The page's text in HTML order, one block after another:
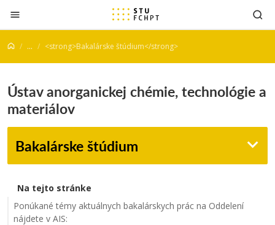
Prejsť na obsah
... <strong>Bakalárske štúdium</strong>
Ústav anorganickej chémie, technológie a
materiálov
Bakalárske štúdium
Na tejto stránke
Ponúkané témy aktuálnych bakalárskych prác na Oddelení
nájdete v AIS: